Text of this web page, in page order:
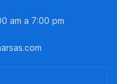
am a 7:00 pm